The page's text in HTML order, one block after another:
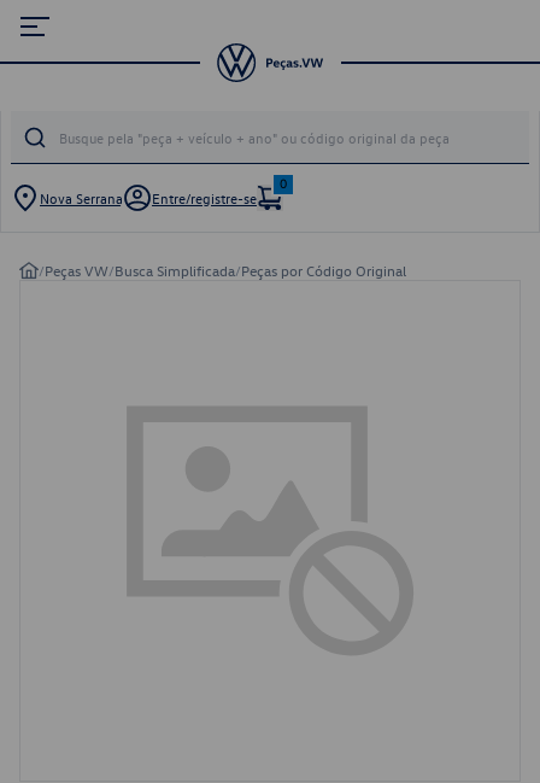
Nova Serrana Entre/registre-se
0
/Peças VW/Busca Simplificada/Peças por Código Original